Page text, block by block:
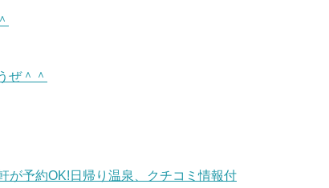
ぜ＾＾
が予約OK!日帰り温泉、クチコミ情報付